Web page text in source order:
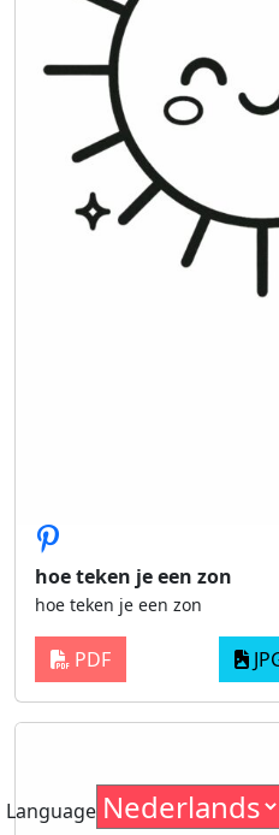
hoe teken je een zon
hoe teken je een zon
PDF
Language